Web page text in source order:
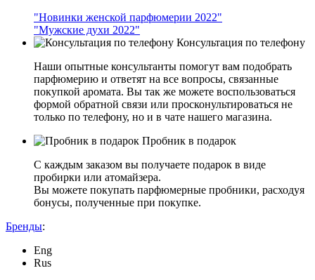
"Новинки женской парфюмерии 2022"
"Мужские духи 2022"
Консультация по телефону
Наши опытные консультанты помогут вам подобрать
парфюмерию и ответят на все вопросы, связанные
покупкой аромата. Вы так же можете воспользоваться
формой обратной связи или просконультироваться не
только по телефону, но и в чате нашего магазина.
Пробник в подарок
С каждым заказом вы получаете подарок в виде
пробирки или атомайзера.
Вы можете покупать парфюмерные пробники, расходуя
бонусы, полученные при покупке.
Бренды:
Eng
Rus